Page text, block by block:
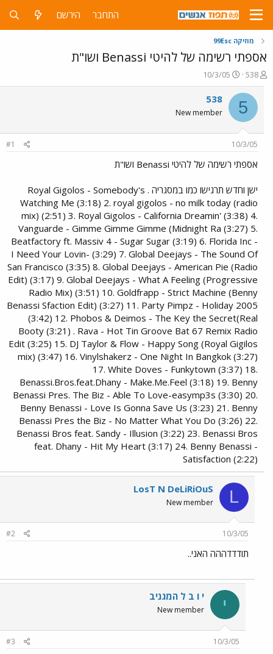
התחבר הירשם
מוזיקה 99Esc
אספתי רשימה של להיטי Benassi ושו"ת
פ
ו
ת
ח
ה
ש
א
538
פ
ו
ס
ם
ר
10/3/05
5
538
New member
10/3/05
#1
אספתי רשימה של להיטי Benassi ושו"ת
ישן וחדש תרגישו כמו במסגריה . Royal Gigolos - Somebody's
Watching Me (3:18) 2. royal gigolos - no milk today (radio
mix) (2:51) 3. Royal Gigolos - California Dreamin' (3:38) 4.
Vanguarde - Gimme Gimme Gimme (Midnight Ra (3:27) 5.
Beatfactory ft. Massiv 4 - Sugar Sugar (3:19) 6. Florida Inc -
I Need Your Lovin- (3:29) 7. Global Deejays - The Sound Of
San Francisco (3:35) 8. Global Deejays - American Pie (Radio
Edit) (3:17) 9. Global Deejays - What A Feeling (Progressive
Radio Mix) (3:51) 10. Goldfrapp - Strict Machine (Benny
Benassi Sfaction Edit) (3:27) 11. Party Pimpz - Holiday 2005
(3:42) 12. Phobos & Deimos - The Key the Secret(Real
Booty (3:21) . Rava - Hot Tin Groove Bat 67 Remix Radio
Edit (3:25) 15. DJ Taylor & Flow - Happy Song (Royal Gigilos
mix) (3:47) 16. Vinylshakerz - One Night In Bangkok (3:27)
17. White Doves - Funkytown (3:37) 18.
Benassi.Bros.feat.Dhany - Make.Me.Feel (3:18) 19. Benny
Benassi Pres. The Biz - Able To Love-easymp3s (3:30) 20.
Benny Benassi - Love Is Gonna Save Us (3:23) 21. Benny
Benassi Pres the Biz - No Matter What You Do (3:26) 22.
Benassi Bros feat. Sandy - Illusion (3:22) 23. Benassi Bros
feat. Dhany - Hit My Heart (3:17) 24. Benny Benassi -
Satisfaction (2:22)
L
LosT N DeLiRiOuS
New member
10/3/05
#2
תודדדההה האני..
י י ו ב ל המגניב
New member
10/3/05
#3